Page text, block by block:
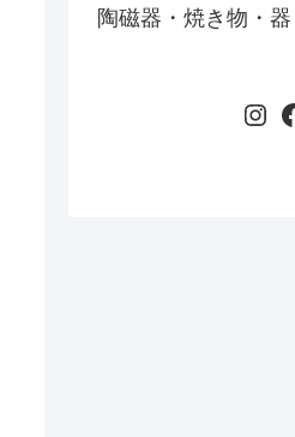
陶磁器・焼き物・器